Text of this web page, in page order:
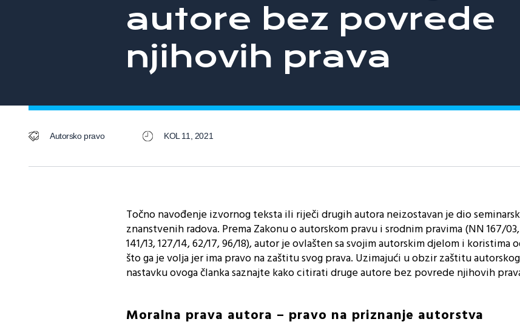
autore bez povrede
njihovih prava
Autorsko pravo KOL 11, 2021
Točno navođenje izvornog teksta ili riječi drugih autora neizostavan je dio
znanstvenih radova. Prema Zakonu o autorskom pravu i srodnim pravima (NN 167/
141/13, 127/14, 62/17, 96/18), autor je ovlašten sa svojim autorskim djelom i koristima
što ga je volja jer ima pravo na zaštitu svog prava. Uzimajući u obzir zaštitu
nastavku ovoga članka saznajte kako citirati druge autore bez povrede njihovih
Moralna prava autora – pravo na priznanje autorstva